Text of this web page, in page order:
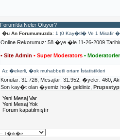
Forum'da Neler Oluyor?
�u An Forumumuzda: 1 (0 Kay�tl� Ve 1 Misafir
Online Rekorumuz: 58 �ye �le 11-26-2009
• Site Admin • Super Moderators • Moderatorler
Az �ekerli, �ok muhabbetli ortam İstatistikleri
Konular: 31.726, Mesajlar: 31.952, �yeler: 460,
Son kay�t olan �yemiz ho� geldiniz,
Yeni Mesaj Var
Yeni Mesaj Yok
Forum kapatılmıştır